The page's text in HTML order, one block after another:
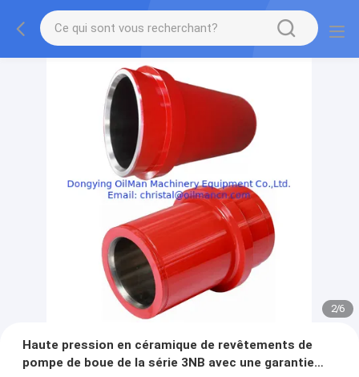
2/6
Haute pression en céramique de revêtements de
pompe de boue de la série 3NB avec une garantie